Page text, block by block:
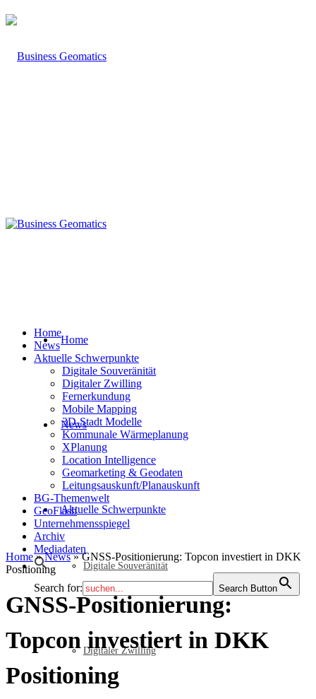
Home
News
Aktuelle Schwerpunkte
Digitale Souveränität
Digitaler Zwilling
Home
News
Aktuelle Schwerpunkte
Digitale Souveränität
Digitaler Zwilling
Fernerkundung
Mobile Mapping
3D-Stadt Modelle
Kommunale Wärmeplanung
XPlanung
Location Intelligence
Geomarketing & Geodaten
Leitungsauskunft/Planauskunft
BG-Themenwelt
GeoFlash
Unternehmensspiegel
Archiv
Mediadaten
Search for: Search Button
Home»News»GNSS-Positionierung: Topcon investiert in DKK
Positioning
GNSS-Positionierung:
Topcon investiert in DKK
Positioning